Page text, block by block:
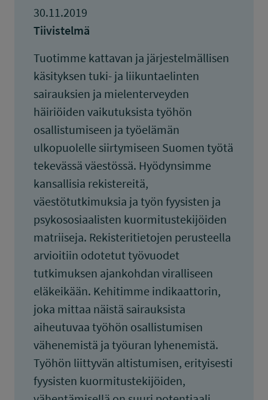
30.11.2019
Tiivistelmä
Tuotimme kattavan ja järjestelmällisen
käsityksen tuki- ja liikuntaelinten
sairauksien ja mielenterveyden
häiriöiden vaikutuksista työhön
osallistumiseen ja työelämän
ulkopuolelle siirtymiseen Suomen työtä
tekevässä väestössä. Hyödynsimme
kansallisia rekistereitä,
väestötutkimuksia ja työn fyysisten ja
psykososiaalisten kuormitustekijöiden
matriiseja. Rekisteritietojen perusteella
arvioitiin odotetut työvuodet
tutkimuksen ajankohdan viralliseen
eläkeikään. Kehitimme indikaattorin,
joka mittaa näistä sairauksista
aiheutuvaa työhön osallistumisen
vähenemistä ja työuran lyhenemistä.
Työhön liittyvän altistumisen, erityisesti
fyysisten kuormitustekijöiden,